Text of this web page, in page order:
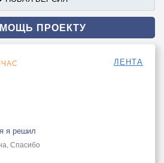
ПРОЕКТУ
ЛЕНТА
я решил
Спасибо